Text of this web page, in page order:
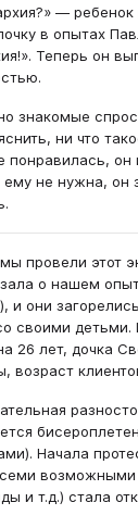
— ребенок
в опытах
Теперь он
знакомые
ни что
понравилась, он
ему не нужна,
провели этот
о нашем
и они
своими
26 лет, дочка
возраст
Начала
возможными
и т.д.) стала